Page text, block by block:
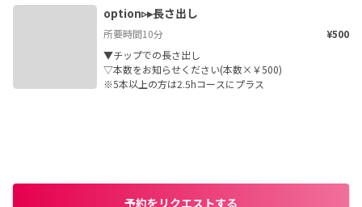
option▹▸長さ出し
所要時間10分
¥500
▼チップでの長さ出し
▽本数をお知らせください(本数×￥500)
※5本以上の方は2.5hコースにプラス
予約をリクエストする